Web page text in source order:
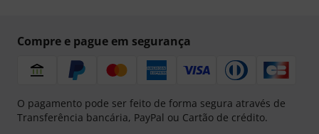
Compre e pague em segurança
O pagamento pode ser feito de forma segura através de
Transferência bancária, PayPal ou Cartão de crédito.